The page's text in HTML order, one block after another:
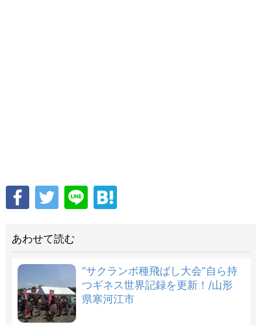
あわせて読む
”サクランボ種飛ばし大会”自ら持
つギネス世界記録を更新！/山形
県寒河江市